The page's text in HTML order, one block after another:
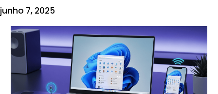
junho 7, 2025